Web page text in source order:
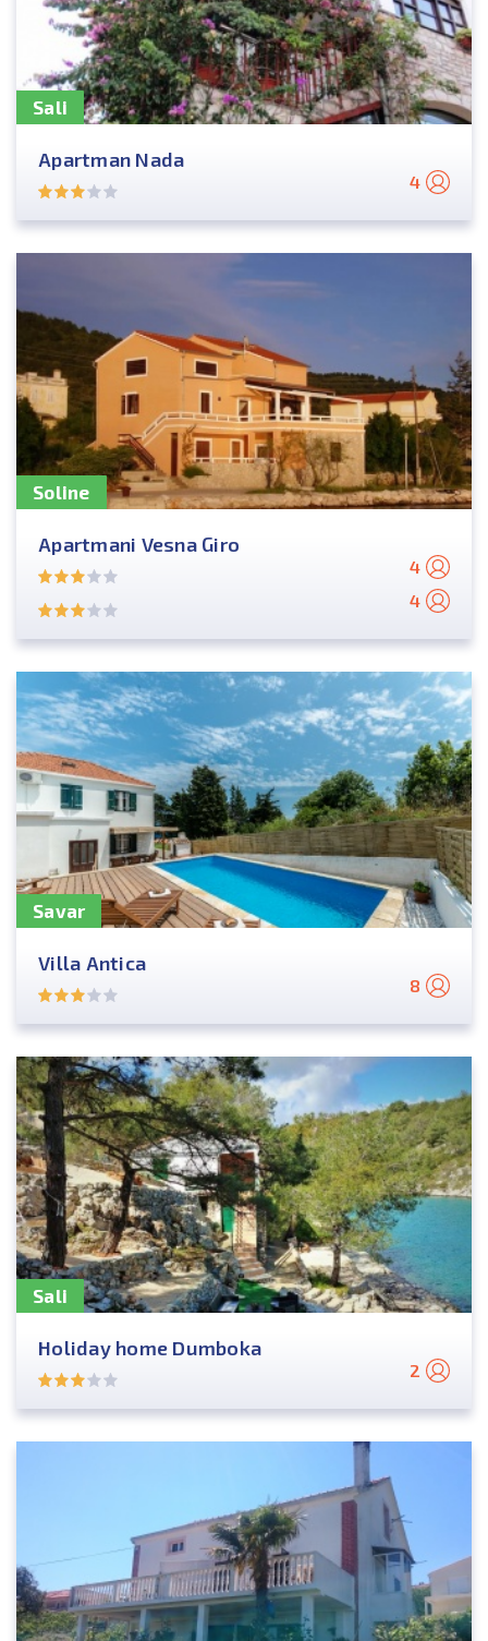
Sali
Apartman Nada
4
Soline
Apartmani Vesna Giro
4
4
Savar
Villa Antica
8
Sali
Holiday home Dumboka
2